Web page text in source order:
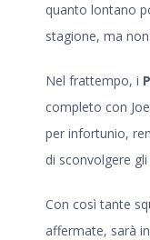
quanto lontano
stagione, ma
Nel frattempo, i
completo con
per infortunio,
di sconvolgere
Con così tante
affermate, sarà